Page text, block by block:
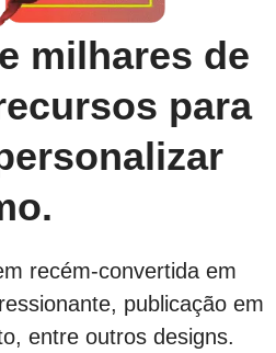
milhares de
para
recém-convertida em
publicação em
entre outros designs.